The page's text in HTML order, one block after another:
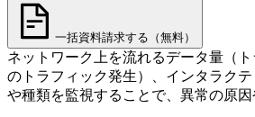
一括資料請求する（無料）
ネットワーク上を流れるデータ量（
のトラフィック発生）、インタラク
や種類を監視することで、異常の原